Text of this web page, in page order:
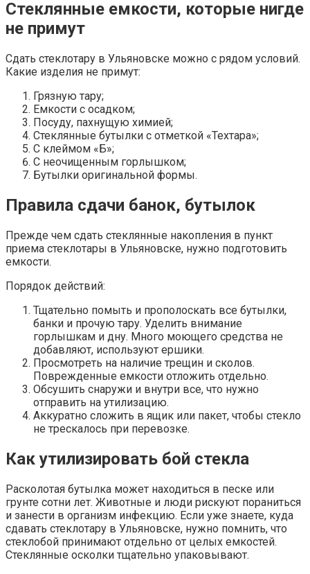
Стеклянные емкости, которые нигде
не примут
Сдать стеклотару в Ульяновске можно с рядом условий.
Какие изделия не примут:
Грязную тару;
Емкости с осадком;
Посуду, пахнущую химией;
Стеклянные бутылки с отметкой «Техтара»;
С клеймом «Б»;
С неочищенным горлышком;
Бутылки оригинальной формы.
Правила сдачи банок, бутылок
Прежде чем сдать стеклянные накопления в пункт
приема стеклотары в Ульяновске, нужно подготовить
емкости.
Порядок действий:
Тщательно помыть и прополоскать все бутылки,
банки и прочую тару. Уделить внимание
горлышкам и дну. Много моющего средства не
добавляют, используют ершики.
Просмотреть на наличие трещин и сколов.
Поврежденные емкости отложить отдельно.
Обсушить снаружи и внутри все, что нужно
отправить на утилизацию.
Аккуратно сложить в ящик или пакет, чтобы стекло
не трескалось при перевозке.
Как утилизировать бой стекла
Расколотая бутылка может находиться в песке или
грунте сотни лет. Животные и люди рискуют пораниться
и занести в организм инфекцию. Если уже знаете, куда
сдавать стеклотару в Ульяновске, нужно помнить, что
стеклобой принимают отдельно от целых емкостей.
Стеклянные осколки тщательно упаковывают.